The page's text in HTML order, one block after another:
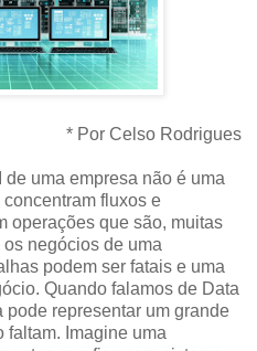
* Por Celso Rodrigues
uma empresa não é uma
fluxos e
operações que são, muitas
negócios de uma
podem ser fatais e uma
Quando falamos de Data
representar um grande
faltam. Imagine uma